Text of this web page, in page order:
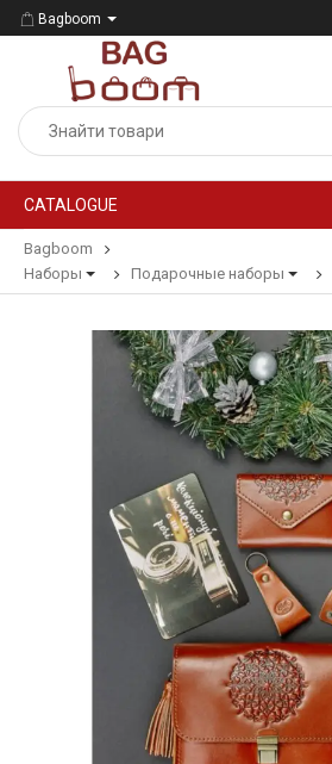
Bagboom
CATALOGUE
Bagboom
Наборы
Подарочные наборы